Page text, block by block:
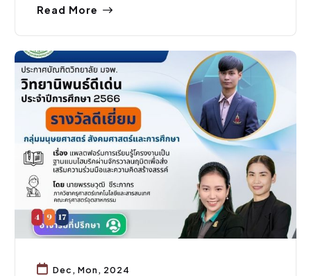
Read More
กิจกรรมคณะ,ประชาสัมพันธ์
Dec, Mon, 2024